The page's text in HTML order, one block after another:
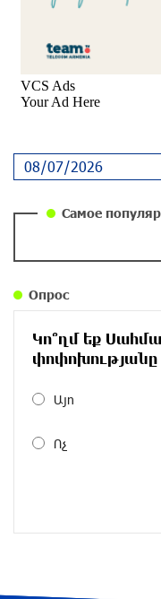
и чего на
повестка
Размик
избежать
Самое
Опрос
Կո՞ղմ եք
փոփոխությանը
Այո
Ոչ